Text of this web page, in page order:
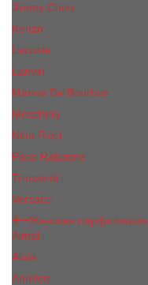
Jimmy Choo
Kenzo
Lacoste
Lanvin
Marina De Bourbon
Moschino
Nina Ricci
Paco Rabanne
Trussardi
Versace
Женская парфюмерия
Ajmal
Alaia
Annifen